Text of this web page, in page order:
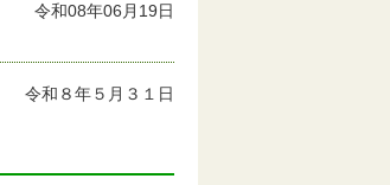
印刷する
令和08年06月19日
令和８年５月３１日